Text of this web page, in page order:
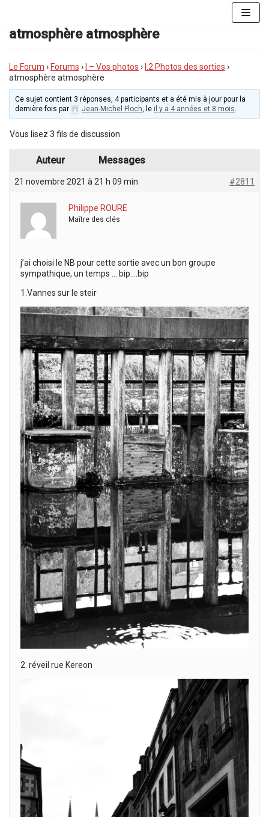
au
contenu
atmosphère atmosphère
Le Forum › Forums › I – Vos photos › I.2 Photos des sorties ›
atmosphère atmosphère
Ce sujet contient 3 réponses, 4 participants et a été mis à jour pour la
dernière fois par
Jean-Michel Floch, le il y a 4 années et 8 mois.
Vous lisez 3 fils de discussion
Auteur Messages
21 novembre 2021 à 21 h 09 min #2811
Philippe ROURE
Maître des clés
j’ai choisi le NB pour cette sortie avec un bon groupe
sympathique, un temps … bip….bip
1.Vannes sur le steir
2. réveil rue Kereon